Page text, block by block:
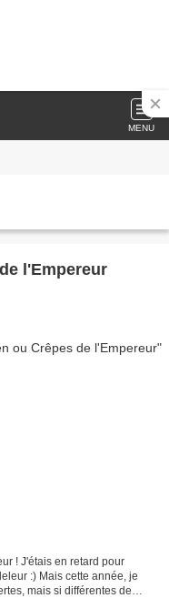
MENU
l'Empereur
! J'étais en retard pour
:) Mais cette année, je
mais si différentes de